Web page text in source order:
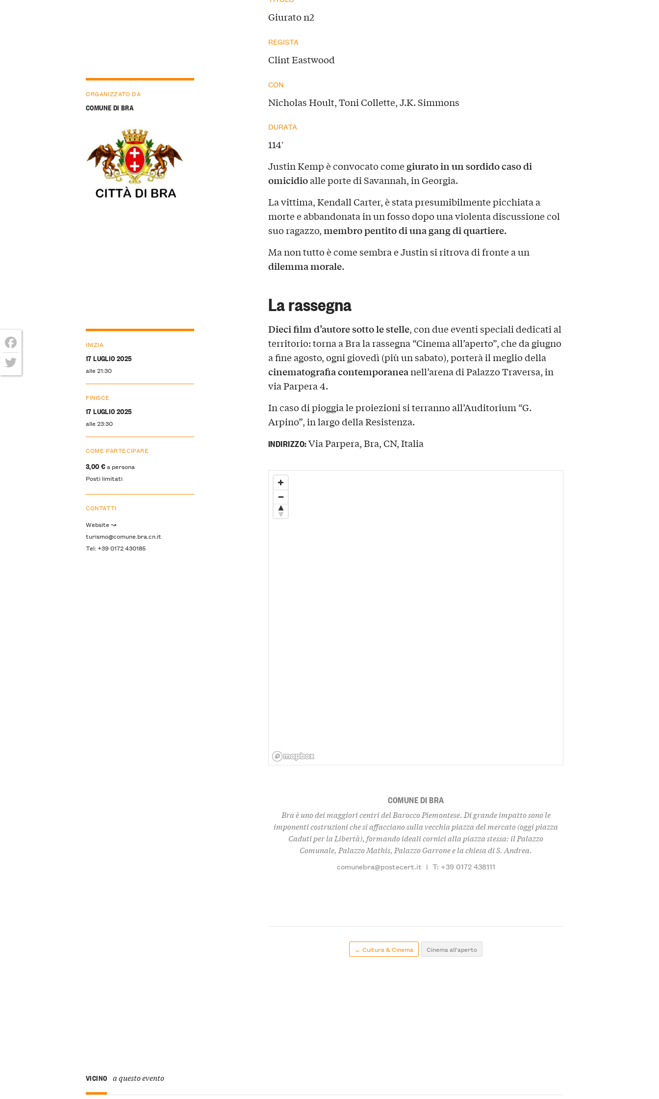
Giurato n2
REGISTA
Clint Eastwood
CON
Nicholas Hoult, Toni Collette, J.K. Simmons
DURATA
114′
Justin Kemp è convocato comegiurato in un sordido caso di
omicidioalle porte di Savannah, in Georgia.
La vittima, Kendall Carter, è stata presumibilmente picchiata a
morte e abbandonata in un fosso dopo una violenta discussione col
suo ragazzo,membro pentito di una gang di quartiere.
Ma non tutto è come sembra e Justin si ritrova di fronte a un
dilemma morale.
La rassegna
Dieci film d’autore sotto le stelle, con due eventi speciali dedicati al
territorio: torna a Bra la rassegna “Cinema all’aperto”, che da giugno
a fine agosto, ogni giovedì (più un sabato), porterà il meglio della
cinematografia contemporaneanell’arena di Palazzo Traversa, in
via Parpera 4.
In caso di pioggia le proiezioni si terranno all’Auditorium “G.
Arpino”, in largo della Resistenza.
ORGANIZZATO DA
COMUNE DI BRA
INIZIA
17 LUGLIO 2025
alle 21:30
FINISCE
17 LUGLIO 2025
alle 23:30
COME PARTECIPARE
3,00 €a persona
Posti limitati
CONTATTI
Website ↝
turismo@comune.bra.cn.it
Tel: +39 0172 430185
INDIRIZZO:Via Parpera, Bra, CN, Italia
COMUNE DI BRA
Bra è uno dei maggiori centri del Barocco Piemontese. Di grande impatto sono le
imponenti costruzioni che si affacciano sulla vecchia piazza del mercato (oggi piazza
Caduti per la Libertà), formando ideali cornici alla piazza stessa: il Palazzo
Comunale, Palazzo Mathis, Palazzo Garrone e la chiesa di S. Andrea.
comunebra@postecert.it | T: +39 0172 438111
← Cultura & Cinema Cinema all'aperto
VICINO a questo evento
Facebook
Twitter